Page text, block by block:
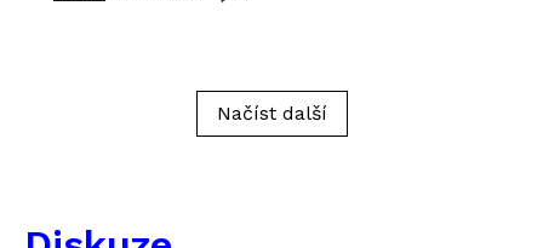
Načíst další